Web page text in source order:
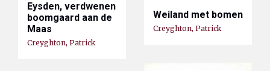
Eysden, verdwenen
boomgaard aan de
Maas
Creyghton, Patrick
Weiland met bomen
Creyghton, Patrick